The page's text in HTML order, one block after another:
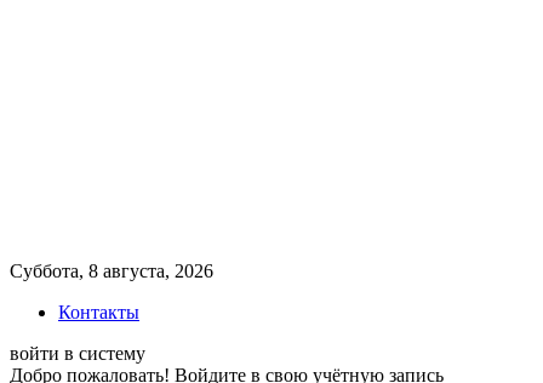
Суббота, 8 августа, 2026
Контакты
войти в систему
Добро пожаловать! Войдите в свою учётную запись